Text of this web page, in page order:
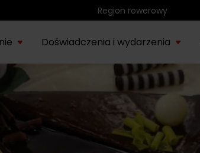
Region rowerowy
Liptów
Region
rowerowy
muzeum
Kompas
historyczny
Doświadczenia i wydarzenia
Park wodny Bešeňová
saunowych
Vodný park Tatralandia